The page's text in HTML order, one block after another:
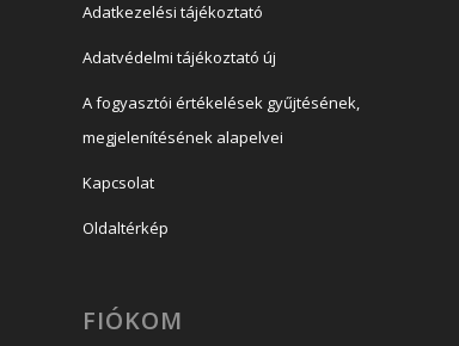
Adatkezelési tájékoztató
Adatvédelmi tájékoztató új
A fogyasztói értékelések gyűjtésének,
megjelenítésének alapelvei
Kapcsolat
Oldaltérkép
FIÓKOM